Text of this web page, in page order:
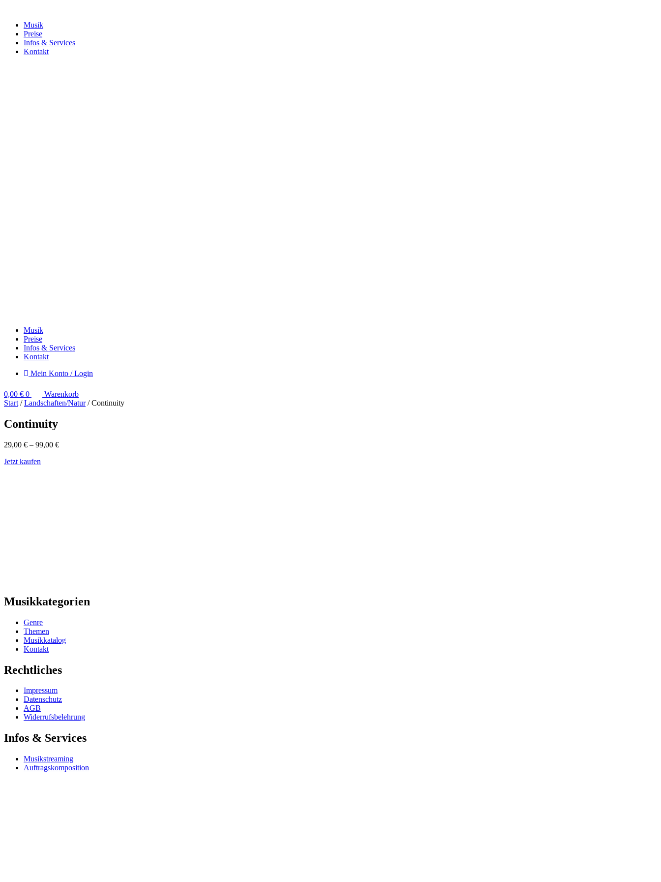
Musik
Preise
Infos & Services
Kontakt
Musik
Preise
Infos & Services
Kontakt
Mein Konto / Login
0,00 € 0
Warenkorb
Start /Landschaften/Natur/ Continuity
Continuity
29,00 € – 99,00 €
Jetzt kaufen
Musikkategorien
Genre
Themen
Musikkatalog
Kontakt
Rechtliches
Impressum
Datenschutz
AGB
Widerrufsbelehrung
Infos & Services
Musikstreaming
Auftragskomposition